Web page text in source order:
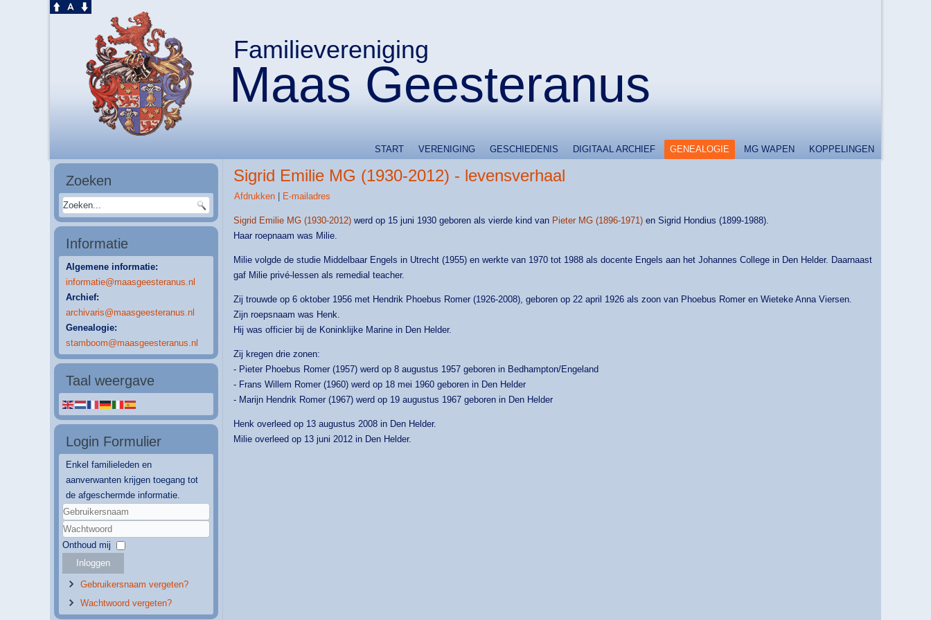
Maas Geesteranus
Familievereniging
START VERENIGING GESCHIEDENIS DIGITAAL ARCHIEF GENEALOGIE MG WAPEN KOPPELINGEN
Zoeken
Informatie
Algemene informatie:
informatie@maasgeesteranus.nl
Archief:
archivaris@maasgeesteranus.nl
Genealogie:
stamboom@maasgeesteranus.nl
Taal weergave
Login Formulier
Enkel familieleden en
aanverwanten krijgen toegang tot
de afgeschermde informatie.
Gebruikersnaam
Wachtwoord
Onthoud mij
Inloggen
Gebruikersnaam vergeten?
Wachtwoord vergeten?
Sigrid Emilie MG (1930-2012) - levensverhaal
Afdrukken E-mailadres
Sigrid Emilie MG (1930-2012) werd op 15 juni 1930 geboren als vierde kind van Pieter MG (1896-1971) en Sigrid Hondius (1899-1988).
Haar roepnaam was Milie.
Milie volgde de studie Middelbaar Engels in Utrecht (1955) en werkte van 1970 tot 1988 als docente Engels aan het Johannes College in Den Helder. Daarnaast
gaf Milie privé-lessen als remedial teacher.
Zij trouwde op 6 oktober 1956 met Hendrik Phoebus Romer (1926-2008), geboren op 22 april 1926 als zoon van Phoebus Romer en Wieteke Anna Viersen.
Zijn roepsnaam was Henk.
Hij was officier bij de Koninklijke Marine in Den Helder.
Zij kregen drie zonen:
- Pieter Phoebus Romer (1957) werd op 8 augustus 1957 geboren in Bedhampton/Engeland
- Frans Willem Romer (1960) werd op 18 mei 1960 geboren in Den Helder
- Marijn Hendrik Romer (1967) werd op 19 augustus 1967 geboren in Den Helder
Henk overleed op 13 augustus 2008 in Den Helder.
Milie overleed op 13 juni 2012 in Den Helder.